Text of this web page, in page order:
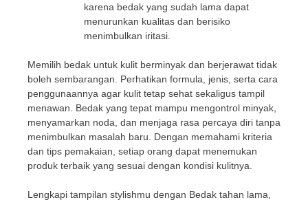
karena bedak yang sudah lama dapat
menurunkan kualitas dan berisiko
menimbulkan iritasi.
Memilih bedak untuk kulit berminyak dan berjerawat tidak
boleh sembarangan. Perhatikan formula, jenis, serta cara
penggunaannya agar kulit tetap sehat sekaligus tampil
menawan. Bedak yang tepat mampu mengontrol minyak,
menyamarkan noda, dan menjaga rasa percaya diri tanpa
menimbulkan masalah baru. Dengan memahami kriteria
dan tips pemakaian, setiap orang dapat menemukan
produk terbaik yang sesuai dengan kondisi kulitnya.
Lengkapi tampilan stylishmu dengan Bedak tahan lama,